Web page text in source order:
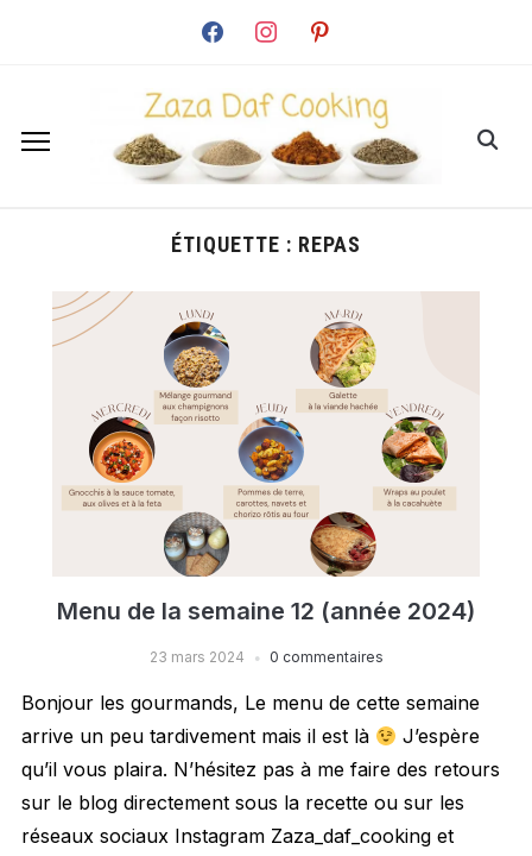
facebook instagrampinterest
ÉTIQUETTE : REPAS
Menu de la semaine 12 (année 2024)
23 mars 2024 0 commentaires
Bonjour les gourmands, Le menu de cette semaine
arrive un peu tardivement mais il est là
J’espère
qu’il vous plaira. N’hésitez pas à me faire des retours
sur le blog directement sous la recette ou sur les
réseaux sociaux Instagram Zaza_daf_cooking et